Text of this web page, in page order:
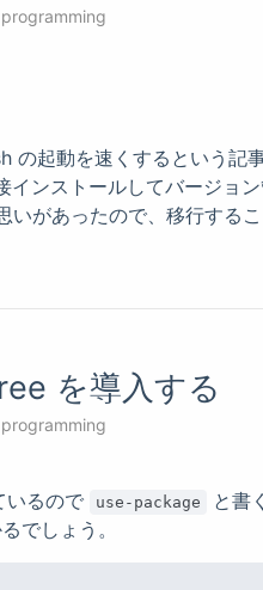
programming
の起動を速くするという記
ンストールしてバージョ
があったので、移行する
を導入する
programming
るので use-package
と書
でしょう。